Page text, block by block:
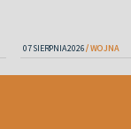
07 SIERPNIA 2026 WOJNA